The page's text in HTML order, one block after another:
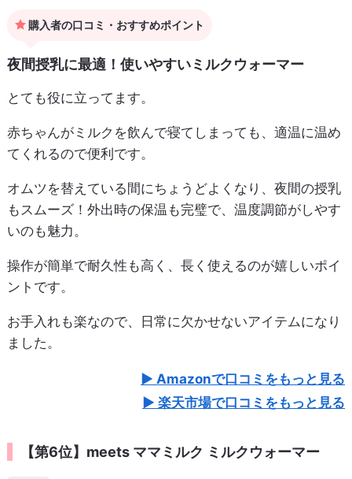
購入者の口コミ・おすすめポイント
夜間授乳に最適！使いやすいミルクウォーマー
とても役に立ってます。
赤ちゃんがミルクを飲んで寝てしまっても、適温に温め
てくれるので便利です。
オムツを替えている間にちょうどよくなり、夜間の授乳
もスムーズ！外出時の保温も完璧で、温度調節がしやす
いのも魅力。
操作が簡単で耐久性も高く、長く使えるのが嬉しいポイ
ントです。
お手入れも楽なので、日常に欠かせないアイテムになり
ました。
Amazonで口コミをもっと見る
楽天市場で口コミをもっと見る
【第6位】meets ママミルク ミルクウォーマー